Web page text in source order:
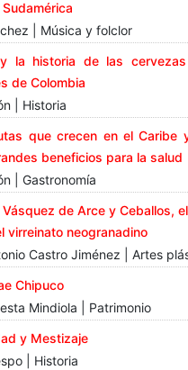
| Música y folclor
y la historia de las
de Colombia
| Historia
que crecen en el Caribe
beneficios para la salud
| Gastronomía
Vásquez de Arce y Ceballos,
virreinato neogranadino
Castro Jiménez | Artes
Chipuco
Mindiola | Patrimonio
y Mestizaje
| Historia